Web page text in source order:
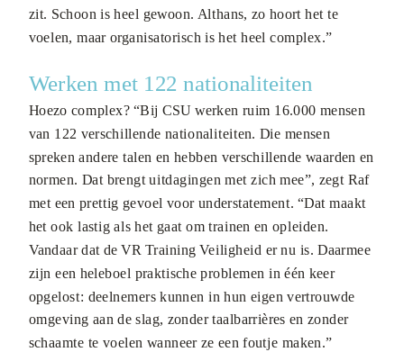
zit. Schoon is heel gewoon. Althans, zo hoort het te
voelen, maar organisatorisch is het heel complex.”
Werken met 122 nationaliteiten
Hoezo complex? “Bij CSU werken ruim 16.000 mensen
van 122 verschillende nationaliteiten. Die mensen
spreken andere talen en hebben verschillende waarden en
normen. Dat brengt uitdagingen met zich mee”, zegt Raf
met een prettig gevoel voor understatement. “Dat maakt
het ook lastig als het gaat om trainen en opleiden.
Vandaar dat de VR Training Veiligheid er nu is. Daarmee
zijn een heleboel praktische problemen in één keer
opgelost: deelnemers kunnen in hun eigen vertrouwde
omgeving aan de slag, zonder taalbarrières en zonder
schaamte te voelen wanneer ze een foutje maken.”